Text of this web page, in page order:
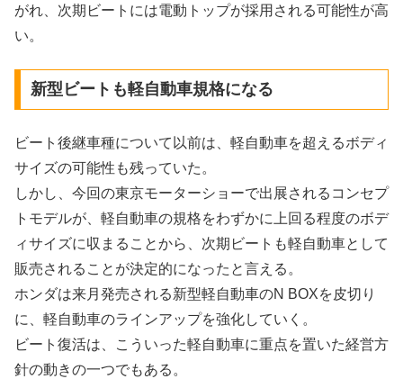
がれ、次期ビートには電動トップが採用される可能性が高
い。
新型ビートも軽自動車規格になる
ビート後継車種について以前は、軽自動車を超えるボディ
サイズの可能性も残っていた。
しかし、今回の東京モーターショーで出展されるコンセプ
トモデルが、軽自動車の規格をわずかに上回る程度のボデ
ィサイズに収まることから、次期ビートも軽自動車として
販売されることが決定的になったと言える。
ホンダは来月発売される新型軽自動車のN BOXを皮切り
に、軽自動車のラインアップを強化していく。
ビート復活は、こういった軽自動車に重点を置いた経営方
針の動きの一つでもある。